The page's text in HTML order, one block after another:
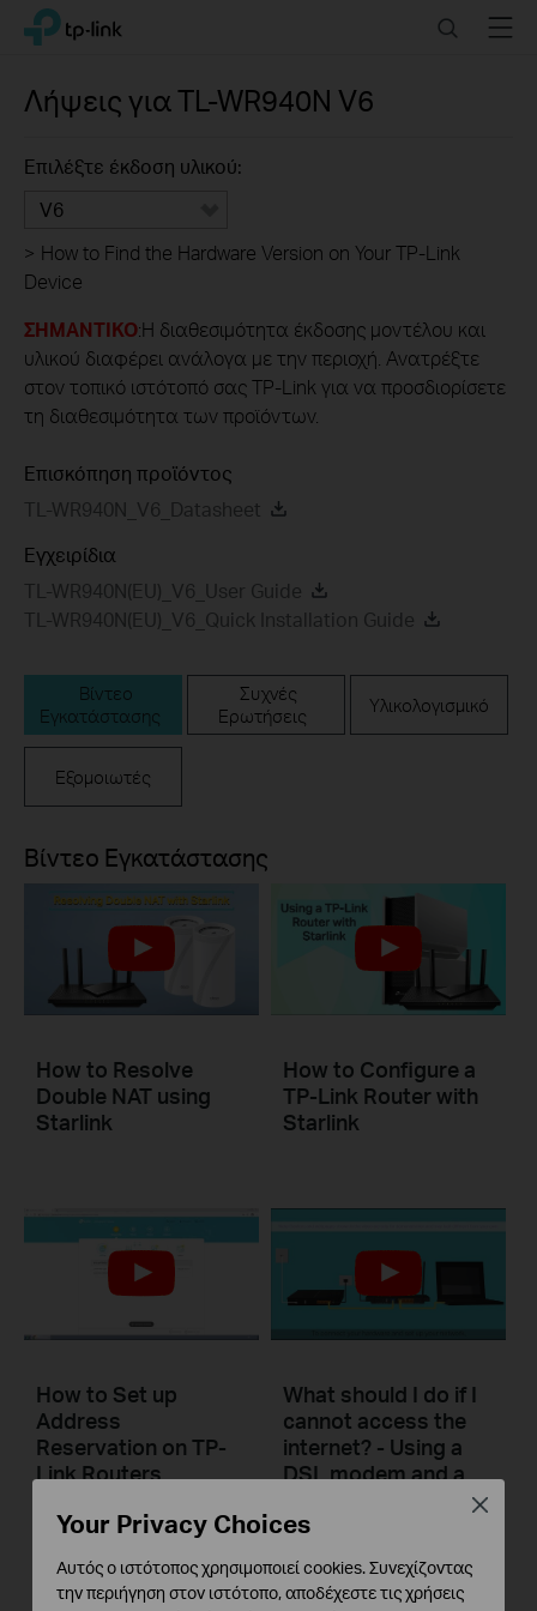
Click
navigation
TP-Link, Reliably Smart SearchMenu
Λήψεις γιαTL-WR940N V6
Επιλέξτε έκδοση υλικού:
V6
> How to Find the Hardware Version on Your TP-Link
Device
ΣΗΜΑΝΤΙΚΟ:Η διαθεσιμότητα έκδοσης μοντέλου και
υλικού διαφέρει ανάλογα με την περιοχή. Ανατρέξτε
στον τοπικό ιστότοπό σας TP-Link για να προσδιορίσετε
τη διαθεσιμότητα των προϊόντων.
Επισκόπηση προϊόντος
TL-WR940N_V6_Datasheet
Εγχειρίδια
TL-WR940N(EU)_V6_User Guide
TL-WR940N(EU)_V6_Quick Installation Guide
Βίντεο
Εγκατάστασης
Συχνές
Ερωτήσεις
Υλικολογισμικό
Εξομοιωτές
Βίντεο Εγκατάστασης
How to Resolve
Double NAT using
Starlink
How to Configure a
TP-Link Router with
Starlink
How to Set up
Address
Reservation on TP-
Link Routers
This video will show you how to set up Address Reservation on TP-Link routers.
More
What should I do if I
cannot access the
internet? - Using a
DSL modem and a
More
Your Privacy Choices
Αυτός ο ιστότοπος χρησιμοποιεί cookies. Συνεχίζοντας
την περιήγηση στον ιστότοπο, αποδέχεστε τις χρήσεις
Close